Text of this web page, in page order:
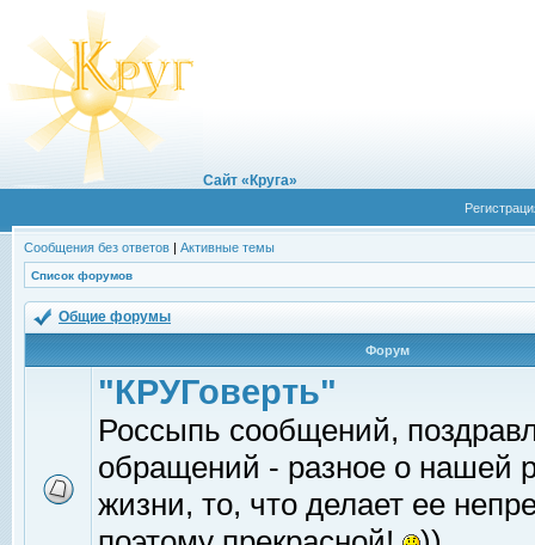
Сайт «Круга»
Сообщения без ответов | Активные темы
Список форумов
Общие форумы
Форум
"КРУГоверть"
Россыпь сообщений,
обращений - разное о нашей
жизни, то, что делает ее